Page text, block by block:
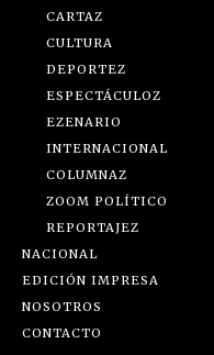
CARTAZ
CULTURA
DEPORTEZ
ESPECTÁCULOZ
EZENARIO
INTERNACIONAL
COLUMNAZ
ZOOM POLÍTICO
REPORTAJEZ
NACIONAL
EDICIÓN IMPRESA
NOSOTROS
CONTACTO